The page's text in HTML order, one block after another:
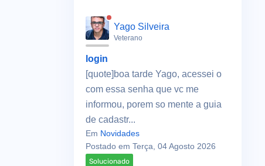
Yago Silveira
Veterano
login
[quote]boa tarde Yago, acessei o
com essa senha que vc me
informou, porem so mente a guia
de cadastr...
Em Novidades
Postado em Terça, 04 Agosto 2026
Solucionado